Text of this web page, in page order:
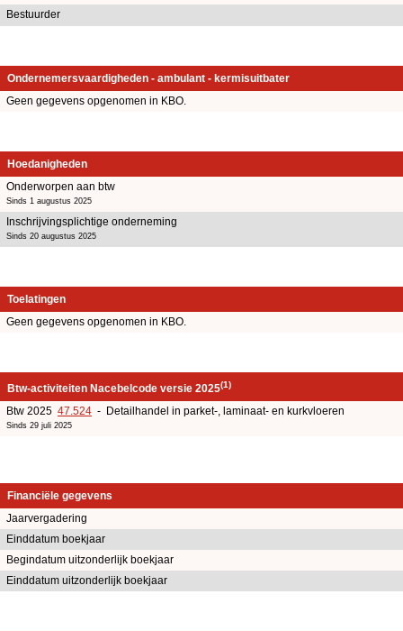
Bestuurder
Ondernemersvaardigheden - ambulant - kermisuitbater
Geen gegevens opgenomen in KBO.
Hoedanigheden
Onderworpen aan btw
Sinds 1 augustus 2025
Inschrijvingsplichtige onderneming
Sinds 20 augustus 2025
Toelatingen
Geen gegevens opgenomen in KBO.
Btw-activiteiten Nacebelcode versie 2025(1)
Btw 2025 47.524 - Detailhandel in parket-, laminaat- en kurkvloeren
Sinds 29 juli 2025
Financiële gegevens
Jaarvergadering
Einddatum boekjaar
Begindatum uitzonderlijk boekjaar
Einddatum uitzonderlijk boekjaar